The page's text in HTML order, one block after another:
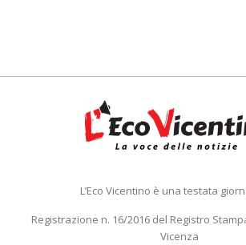
L’Eco Vicentino è una testata
Registrazione n. 16/2016 del Registro
Vicenza